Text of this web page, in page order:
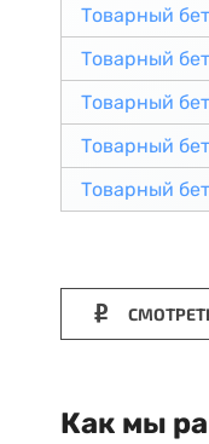
Товарный
Товарный
Товарный
Товарный
Товарный
Как мы